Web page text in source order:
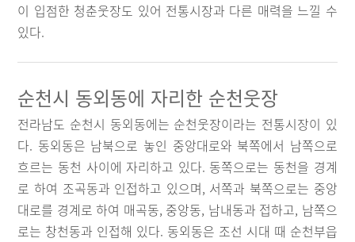
이 입점한 청춘웃장도 있어 전통시장과 다른 매력을 느낄 수
있다.
순천시 동외동에 자리한 순천웃장
전라남도 순천시 동외동에는 순천웃장이라는 전통시장이 있
다. 동외동은 남북으로 놓인 중앙대로와 북쪽에서 남쪽으로
흐르는 동천 사이에 자리하고 있다. 동쪽으로는 동천을 경계
로 하여 조곡동과 인접하고 있으며, 서쪽과 북쪽으로는 중앙
대로를 경계로 하여 매곡동, 중앙동, 남내동과 접하고, 남쪽으
로는 창천동과 인접해 있다. 동외동은 조선 시대 때 순천부읍